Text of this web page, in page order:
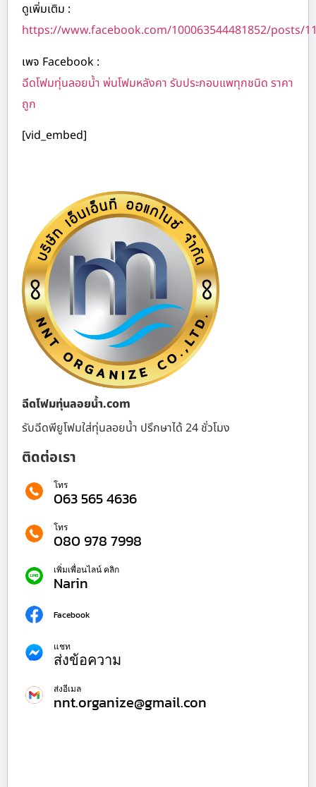
ดูเพิ่มเติม :
https://www.facebook.com/100063544481852/posts/
เพจ Facebook :
ฉีดโฟมทุ่นลอยน้ำ พ่นโฟมหลังคา รับประกอบแพทุกชนิด ราคา
ถูก
[vid_embed]
ฉีดโฟมทุ่นลอยน้ำ.com
รับฉีดพียูโฟมใส่ทุ่นลอยน้ำ ปรึกษาได้ 24 ชั่วโมง
ติดต่อเรา
โทร
063 565 4636
โทร
080 978 7998
เพิ่มเพื่อนไลน์ คลิก
Narin
Facebook
แชท
ส่งข้อความ
ส่งอีเมล
nnt.organize@gmail.con